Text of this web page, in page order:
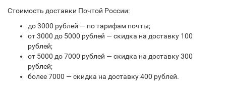
Стоимость доставки Почтой России:
до 3000 рублей — по тарифам почты;
от 3000 до 5000 рублей — скидка на доставку 100
рублей;
от 5000 до 7000 рублей — скидка на доставку 300
рублей;
более 7000 — скидка на доставку 400 рублей.